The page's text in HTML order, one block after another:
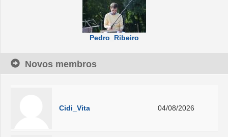
Pedro_Ribeiro
Novos membros
Cidi_Vita 04/08/2026